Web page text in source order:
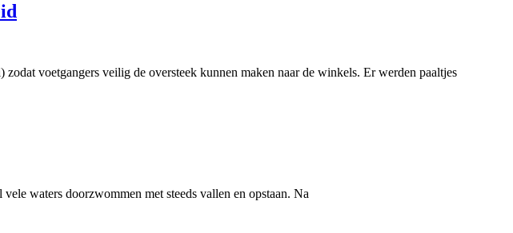
voetgangers veilig de oversteek kunnen maken naar de winkels. Er werden paaltjes
waters doorzwommen met steeds vallen en opstaan. Na